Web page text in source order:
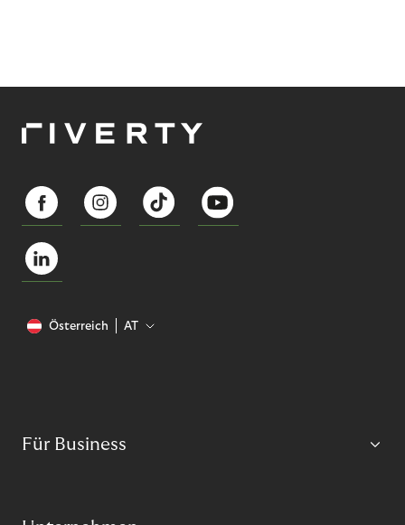
Österreich AT
Für Business